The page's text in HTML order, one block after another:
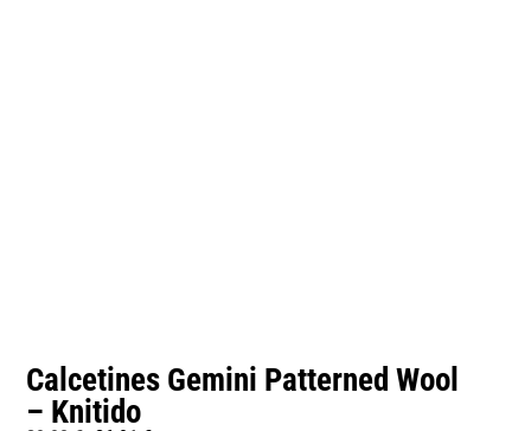
Calcetines Gemini Patterned Wool
– Knitido